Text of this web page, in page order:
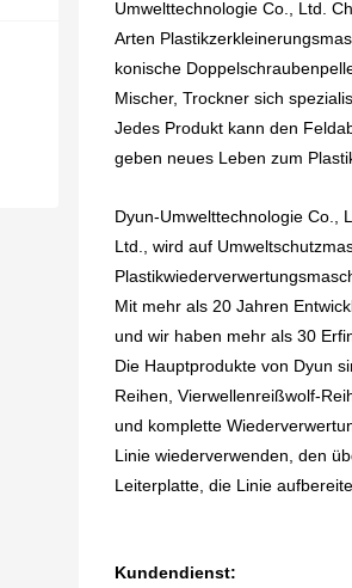
Umwelttechnologie Co., Ltd.
Arten
konische
Mischer, Trockner sich
Jedes Produkt kann den
geben neues Leben zum
Dyun-Umwelttechnologie Co.,
Ltd., wird auf
Mit mehr als 20 Jahren
und wir haben mehr als 30
Die Hauptprodukte von Dyun
Reihen, Vierwellenreißwolf-
und komplette
Linie wiederverwenden, den
Leiterplatte, die Linie
Kundendienst: